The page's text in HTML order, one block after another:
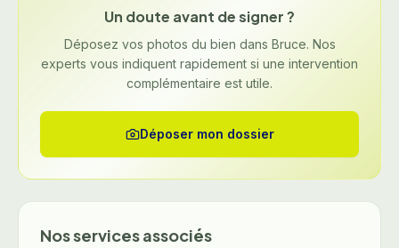
Un doute avant de signer ?
Déposez vos photos du bien dans Bruce. Nos
experts vous indiquent rapidement si une intervention
complémentaire est utile.
Déposer mon dossier
Nos services associés